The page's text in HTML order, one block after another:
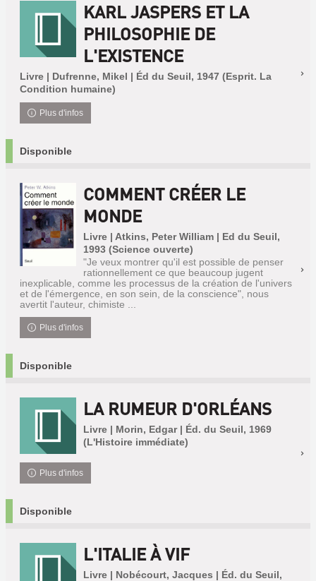
KARL JASPERS ET LA
PHILOSOPHIE DE
L'EXISTENCE
Livre | Dufrenne, Mikel | Éd du Seuil, 1947 (Esprit. La
Condition humaine)
Plus d'infos
Disponible
COMMENT CRÉER LE
MONDE
Livre | Atkins, Peter William | Ed du Seuil,
1993 (Science ouverte)
"Je veux montrer qu'il est possible de penser
rationnellement ce que beaucoup jugent
inexplicable, comme les processus de la création de l'univers
et de l'émergence, en son sein, de la conscience", nous
avertit l'auteur, chimiste ...
Plus d'infos
Disponible
LA RUMEUR D'ORLÉANS
Livre | Morin, Edgar | Éd. du Seuil, 1969
(L'Histoire immédiate)
Plus d'infos
Disponible
L'ITALIE À VIF
Livre | Nobécourt, Jacques | Éd. du Seuil,